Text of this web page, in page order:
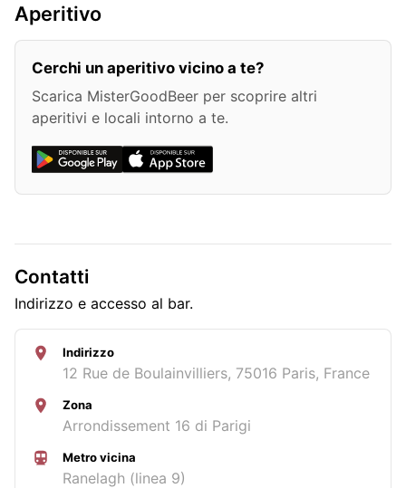
Aperitivo
Cerchi un aperitivo vicino a te?
Scarica MisterGoodBeer per scoprire altri
aperitivi e locali intorno a te.
Contatti
Indirizzo e accesso al bar.
Indirizzo
12 Rue de Boulainvilliers, 75016 Paris, France
Zona
Arrondissement 16 di Parigi
Metro vicina
Ranelagh (linea 9)